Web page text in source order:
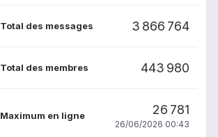
Total des messages 3 866 764
Total des membres 443 980
Maximum en ligne 26 781
26/06/2026 00:43